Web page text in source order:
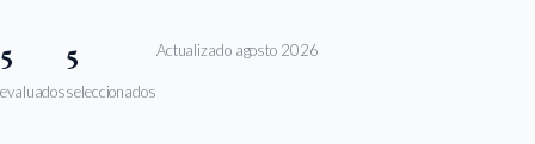
Metodología
5
evaluados
5
seleccionados
Actualizado agosto 2026